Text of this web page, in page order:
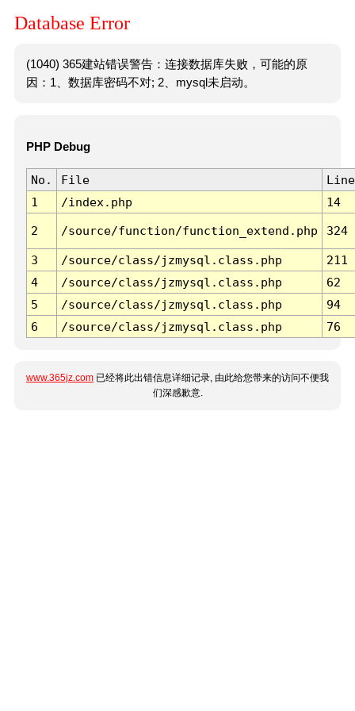
Database Error
(1040) 365建站错误警告：连接数据库失败，可能的原
因：1、数据库密码不对; 2、mysql未启动。
PHP Debug
No. File
Line
1
/index.php 14
2 /source/function/function_extend.php 324
3 /source/class/jzmysql.class.php
211
4
/source/class/jzmysql.class.php
62
5
/source/class/jzmysql.class.php
94
6
/source/class/jzmysql.class.php 76
www.365jz.com 已经将此出错信息详细记录, 由此给您带来的访问不便我
们深感歉意.